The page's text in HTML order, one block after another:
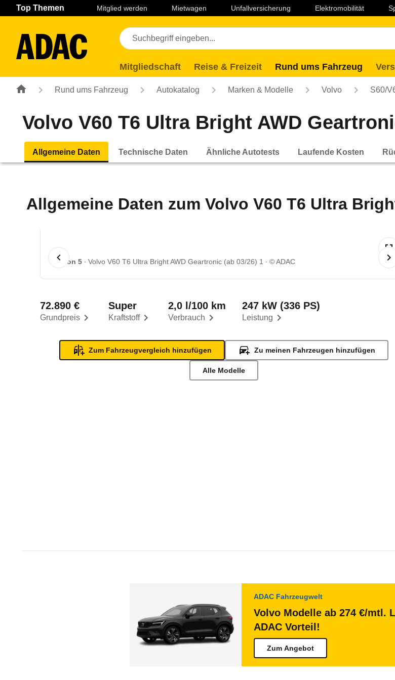
Navigation Seiteninhalt Fußzeile
Top Themen Mitglied werden Mietwagen Unfallversicherung Elektromobilität
Mitgliedschaft Reise & Freizeit Rund ums Fahrzeug
Rund ums Fahrzeug Autokatalog Marken & Modelle Volvo S60/
Volvo V60 T6 Ultra Bright AWD
Allgemeine Daten Technische Daten Ähnliche Autotests Laufende Kosten
Allgemeine Daten zum Volvo V60 T6 Ultra
1 von 5 Volvo V60 T6 Ultra Bright AWD Geartronic (ab 03/26) 1 © ADAC
Grundpreis
72.890 €
Kraftstoff
Super
Verbrauch
2,0 l/100 km
Leistung
247 kW (336 PS)
Zum Fahrzeugvergleich hinzufügen Zu meinen Fahrzeugen hinzufügen
Alle Modelle
ADAC Fahrzeugwelt
Volvo Modelle ab 274 €/mtl.
ADAC Vorteil!
Zum Angebot